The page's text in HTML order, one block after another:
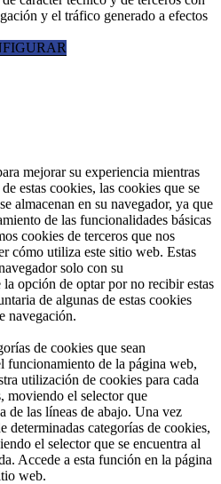
y el tráfico generado a efectos
mejorar su experiencia mientras
estas cookies, las cookies que se
almacenan en su navegador, ya que
de las funcionalidades básicas
cookies de terceros que nos
cómo utiliza este sitio web. Estas
solo con su
opción de optar por no recibir estas
de algunas de estas cookies
navegación.
de cookies que sean
funcionamiento de la página web,
utilización de cookies para cada
moviendo el selector que
de las líneas de abajo. Una vez
determinadas categorías de cookies,
el selector que se encuentra al
Accede a esta función en la página
web.